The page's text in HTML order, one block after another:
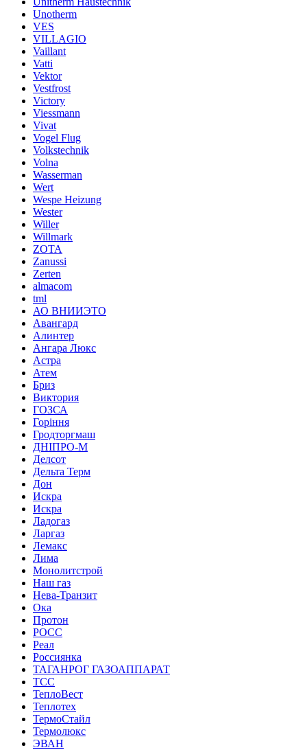
Unotherm
VES
VILLAGIO
Vaillant
Vatti
Vektor
Vestfrost
Victory
Viessmann
Vivat
Vogel Flug
Volkstechnik
Volna
Wasserman
Wert
Wespe Heizung
Wester
Willer
Willmark
ZOTA
Zanussi
Zerten
almacom
tml
АО ВНИИЭТО
Авангард
Алинтер
Ангара Люкс
Астра
Атем
Бриз
Виктория
ГОЗСА
Горіння
Гродторгмаш
ДНІПРО-М
Делсот
Дельта Терм
Дон
Искра
Искра
Ладогаз
Ларгаз
Лемакс
Лима
Монолитстрой
Наш газ
Нева-Транзит
Ока
Протон
РОСС
Реал
Россиянка
ТАГАНРОГ ГАЗОАППАРАТ
ТСС
ТеплоВест
Теплотех
ТермоСтайл
Термолюкс
ЭВАН